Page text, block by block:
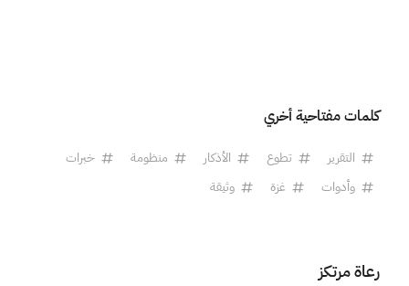
كلمات مفتاحية أخري
التقرير تطوع الأذكار منظومة
خبرات
وأدوات
غزة وثيقة
رعاة مرتكز